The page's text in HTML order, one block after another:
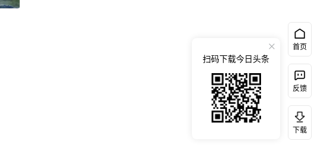
首页
反馈
下载
扫码下载今日头条